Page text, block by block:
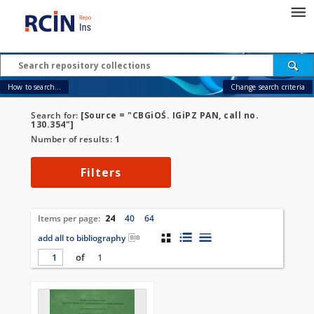
How to search... Change search criteria
Search for: [Source = "CBGiOŚ. IGiPZ PAN, call no.
130.354"]
Number of results: 1
Filters
Items per page: 24 40
64
add all to bibliography
of
1